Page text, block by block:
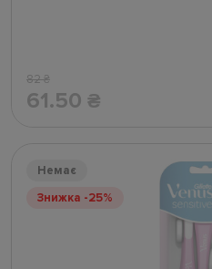
82₴
61.50 ₴
Немає
Знижка -25%